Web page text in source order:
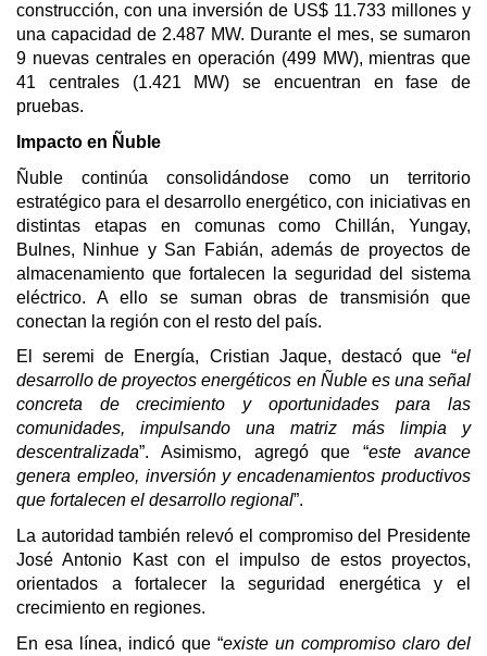
construcción, con una inversión de US$ 11.733 millones y
una capacidad de 2.487 MW. Durante el mes, se sumaron
9 nuevas centrales en operación (499 MW), mientras que
41 centrales (1.421 MW) se encuentran en fase de
pruebas.
Impacto en Ñuble
Ñuble continúa consolidándose como un territorio
estratégico para el desarrollo energético, con iniciativas en
distintas etapas en comunas como Chillán, Yungay,
Bulnes, Ninhue y San Fabián, además de proyectos de
almacenamiento que fortalecen la seguridad del sistema
eléctrico. A ello se suman obras de transmisión que
conectan la región con el resto del país.
El seremi de Energía, Cristian Jaque, destacó que “el
desarrollo de proyectos energéticos en Ñuble es una señal
concreta de crecimiento y oportunidades para las
comunidades, impulsando una matriz más limpia y
descentralizada”. Asimismo, agregó que “este avance
genera empleo, inversión y encadenamientos productivos
que fortalecen el desarrollo regional”.
La autoridad también relevó el compromiso del Presidente
José Antonio Kast con el impulso de estos proyectos,
orientados a fortalecer la seguridad energética y el
crecimiento en regiones.
En esa línea, indicó que “existe un compromiso claro del